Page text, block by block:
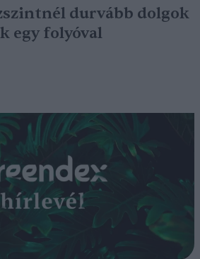
durvább dolgok
egy folyóval